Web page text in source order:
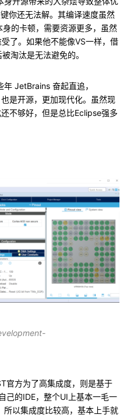
你还无法解。其编译速度虽然
的卡顿，需要资源更多，虽然
了。如果他不能像VS一样，借
淘汰是无法避免的。
JetBrains 奋起直追，
是开源，更加现代化。虽然现
不够好，但是总比Eclipse强多
官方为了高集成度，则是基于
己的IDE，整个UI上基本一毛一
以集成度比较高，基本上手就